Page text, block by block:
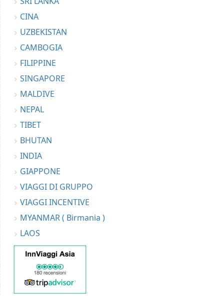
CINA
UZBEKISTAN
CAMBOGIA
FILIPPINE
SINGAPORE
MALDIVE
NEPAL
TIBET
BHUTAN
INDIA
GIAPPONE
VIAGGI DI GRUPPO
VIAGGI INCENTIVE
MYANMAR ( Birmania )
LAOS